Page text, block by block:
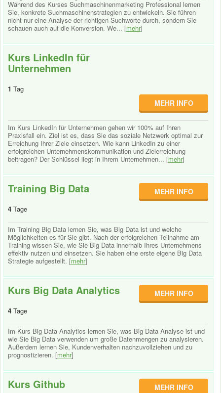
Während des Kurses Suchmaschinenmarketing Professional lernen
Sie, konkrete Suchmaschinenstrategien zu entwickeln. Sie führen
nicht nur eine Analyse der richtigen Suchworte durch, sondern Sie
schauen auch auf die Konversion. We... [mehr]
Kurs LinkedIn für
Unternehmen
1 Tag
MEHR INFO
Im Kurs LinkedIn für Unternehmen gehen wir 100% auf Ihren
Praxisfall ein. Ziel ist es, dass Sie das soziale Netzwerk optimal zur
Erreichung Ihrer Ziele einsetzen. Wie kann LinkedIn zu einer
erfolgreichen Unternehmenskommunikation und Zielerreichung
beitragen? Der Schlüssel liegt in Ihrem Unternehmen... [mehr]
Training Big Data
4 Tage
MEHR INFO
Im Training Big Data lernen Sie, was Big Data ist und welche
Möglichkeiten es für Sie gibt. Nach der erfolgreichen Teilnahme am
Training wissen Sie, wie Sie Big Data innerhalb Ihres Unternehmens
effektiv nutzen und einsetzen. Sie haben eine erste eigene Big Data
Strategie aufgestellt. [mehr]
Kurs Big Data Analytics
4 Tage
MEHR INFO
Im Kurs Big Data Analytics lernen Sie, was Big Data Analyse ist und
wie Sie Big Data verwenden um große Datenmengen zu analysieren.
Außerdem lernen Sie, Kundenverhalten nachzuvollziehen und zu
prognostizieren. [mehr]
Kurs Github MEHR INFO